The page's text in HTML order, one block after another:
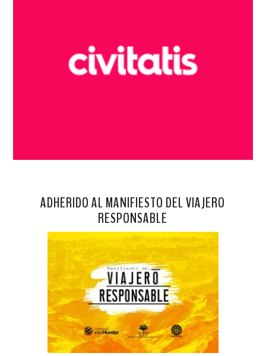
ADHERIDO AL MANIFIESTO DEL VIAJERO
RESPONSABLE